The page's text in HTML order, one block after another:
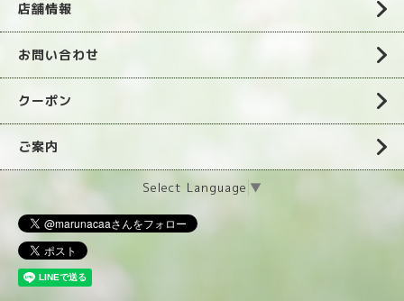
店舗情報
お問い合わせ
クーポン
ご案内
Select Language ▼